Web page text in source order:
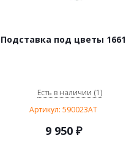
Подставка под цветы 1661
Есть в наличии (1)
Артикул: 590023AT
9 950₽